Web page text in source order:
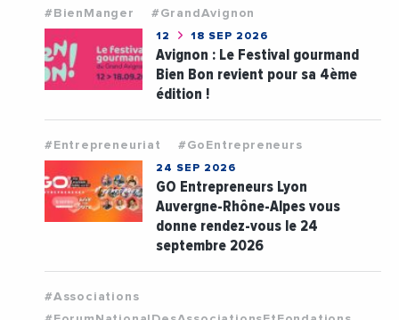
#BienManger #GrandAvignon
12 18 SEP 2026
Avignon : Le Festival gourmand
Bien Bon revient pour sa 4ème
édition !
#Entrepreneuriat #GoEntrepreneurs
24 SEP 2026
GO Entrepreneurs Lyon
Auvergne-Rhône-Alpes vous
donne rendez-vous le 24
septembre 2026
#Associations